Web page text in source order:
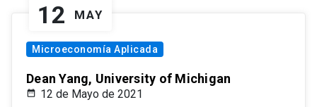
12 MAY
Microeconomía Aplicada
Dean Yang, University of Michigan
12 de Mayo de 2021